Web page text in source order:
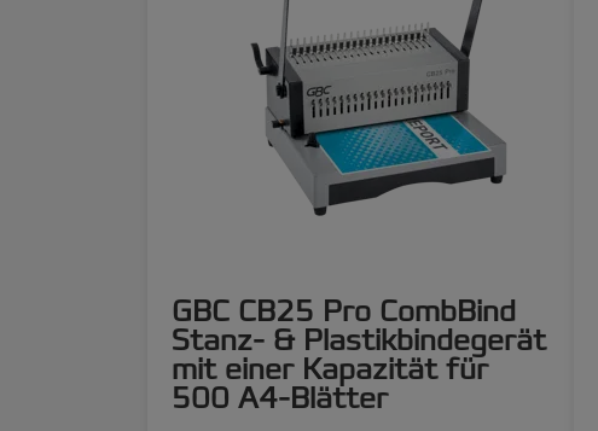
GBC CB25 Pro CombBind
Stanz- & Plastikbindegerät
mit einer Kapazität für
500 A4-Blätter